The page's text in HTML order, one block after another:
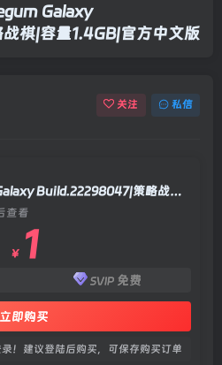
Galaxy
棋|容量1.4GB|官方中文版
关注 私信
泡泡星宇宙/Bubblegum Galaxy Build.22298047|策略战棋|容量1.4GB|官方中文版
查看
￥ 1
SVIP 免费
立即购买
！建议登陆后购买，可保存购买订单